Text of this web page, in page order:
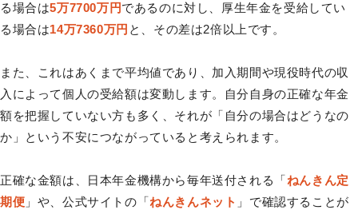
る場合は5万7700万円であるのに対し、厚生年金を受給してい
る場合は14万7360万円 と、その差は2倍以上です。
また、これはあくまで平均値であり、加入期間や現役時代の収
入によって個人の受給額は変動します。自分自身の正確な年金
額を把握していない方も多く、それが「自分の場合はどうなの
か」という不安につながっていると考えられます。
正確な金額は、日本年金機構から毎年送付される「ねんきん定
期便 」や、公式サイトの「ねんきんネット 」で確認することが